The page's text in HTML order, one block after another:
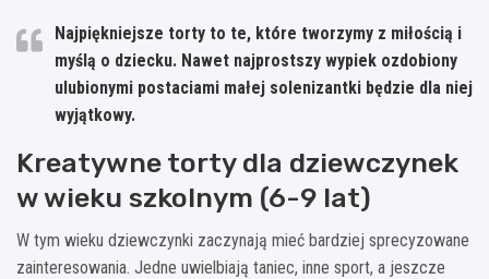
Najpiękniejsze torty to te, które tworzymy z miłością i
myślą o dziecku. Nawet najprostszy wypiek ozdobiony
ulubionymi postaciami małej solenizantki będzie dla niej
wyjątkowy.
Kreatywne torty dla dziewczynek
w wieku szkolnym (6-9 lat)
W tym wieku dziewczynki zaczynają mieć bardziej sprecyzowane
zainteresowania. Jedne uwielbiają taniec, inne sport, a jeszcze